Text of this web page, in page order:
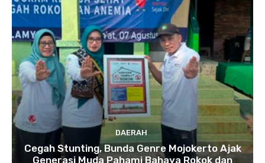
DAERAH
Cegah Stunting, Bunda Genre Mojokerto Ajak
Generasi Muda Pahami Bahaya Rokok dan